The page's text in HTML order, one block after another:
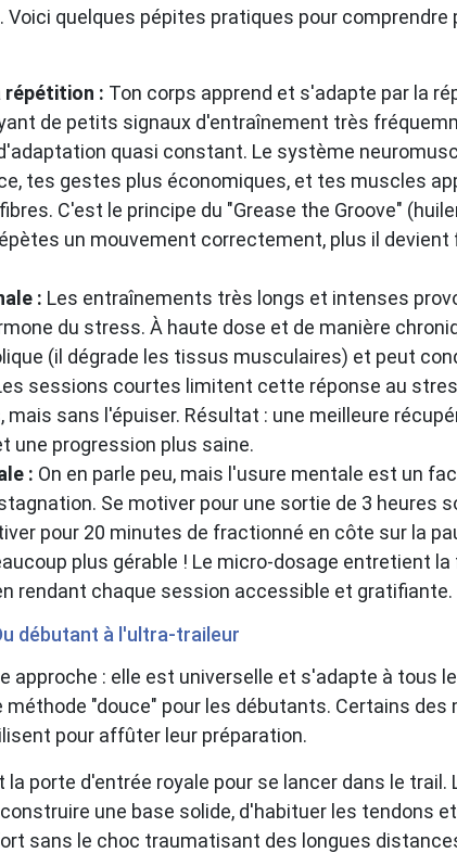
Voici quelques pépites pratiques pour comprendre
répétition : Ton corps apprend et s'adapte par la
de petits signaux d'entraînement très
quasi constant. Le système
tes gestes plus économiques, et tes muscles
C'est le principe du "Grease the Groove"
un mouvement correctement, plus il devient
: Les entraînements très longs et intenses
du stress. À haute dose et de manière
(il dégrade les tissus musculaires) et peut
sessions courtes limitent cette réponse au
sans l'épuiser. Résultat : une meilleure
une progression plus saine.
: On en parle peu, mais l'usure mentale est un
Se motiver pour une sortie de 3 heures
pour 20 minutes de fractionné en côte sur la
plus gérable ! Le micro-dosage entretient
rendant chaque session accessible et gratifiante.
débutant à l'ultra-traileur
approche : elle est universelle et s'adapte à tous
"douce" pour les débutants. Certains des
pour affûter leur préparation.
la porte d'entrée royale pour se lancer dans le trail.
une base solide, d'habituer les tendons
sans le choc traumatisant des longues